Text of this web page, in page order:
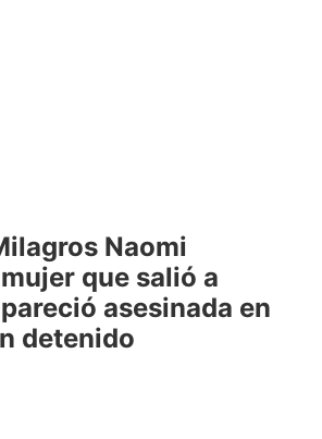
Naomi
que salió a
asesinada en
detenido